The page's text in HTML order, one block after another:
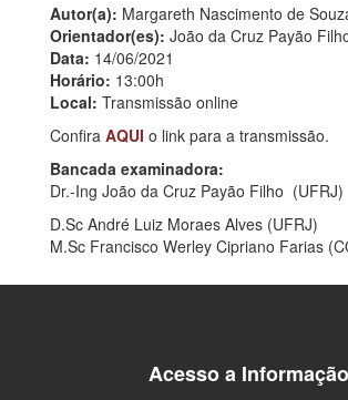
Autor(a): Margareth Nascimento de
Orientador(es): João da Cruz Payão
Data: 14/06/2021
Horário: 13:00h
Local: Transmissão online
Confira AQUI o link para a transmissão.
Bancada examinadora:
Dr.-Ing João da Cruz Payão Filho (UFRJ)
D.Sc André Luiz Moraes Alves (UFRJ)
M.Sc Francisco Werley Cipriano Farias
Acesso a Informação